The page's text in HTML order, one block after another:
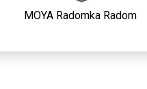
MOYA Radomka Radom